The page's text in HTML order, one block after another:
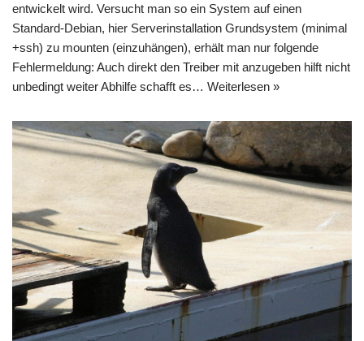
entwickelt wird. Versucht man so ein System auf einen
Standard-Debian, hier Serverinstallation Grundsystem (minimal
+ssh) zu mounten (einzuhängen), erhält man nur folgende
Fehlermeldung: Auch direkt den Treiber mit anzugeben hilft nicht
unbedingt weiter Abhilfe schafft es… Weiterlesen »